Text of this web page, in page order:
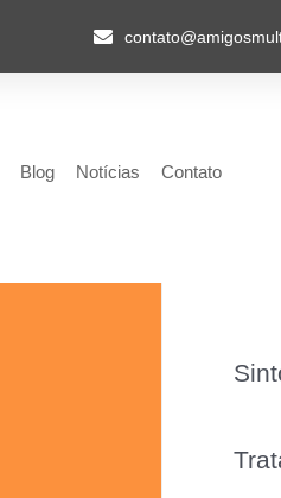
Blog Notícias Contato